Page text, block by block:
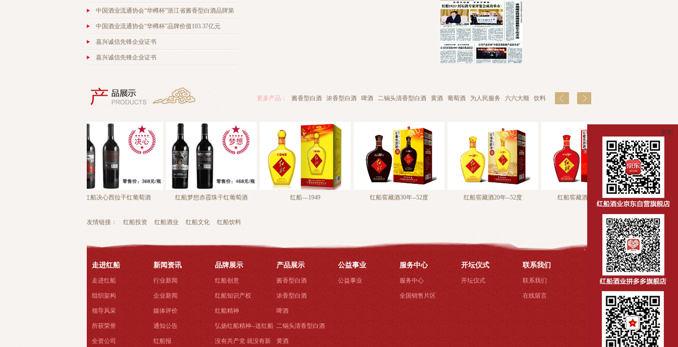
中国酒业流通协会“华樽杯”浙江省酱香型白酒品牌第
中国酒业流通协会“华樽杯”品牌价值103.37亿元
嘉兴诚信先锋企业证书
嘉兴诚信先锋企业证书
更多产品： 酱香型白酒 浓香型白酒 啤酒 二锅头清香型白酒 黄酒 葡萄酒 为人民服务 六六大顺 饮料
关闭
红船决心西拉干红葡萄酒 红船梦想赤霞珠干红葡萄酒 红船窖藏酒30年--52度 红船窖藏酒20年--52度 红船窖藏酒10年--52度 红船窖藏酒30★--52度
友情链接： 红船投资 红船酒业 红船文化 红船饮料
走进红船
走进红船
组织架构
领导风采
所获荣誉
全资公司
新闻资讯
行业新闻
企业新闻
媒体评价
通知公告
红船报
品牌展示
红船创意
红船知识产权
红船精神
弘扬红船精神--送红船
没有共产党 就没有新
产品展示
酱香型白酒
浓香型白酒
啤酒
二锅头清香型白酒
黄酒
公益事业
公益事业
服务中心
服务中心
全国销售片区
开坛仪式
开坛仪式
联系我们
联系我们
在线留言